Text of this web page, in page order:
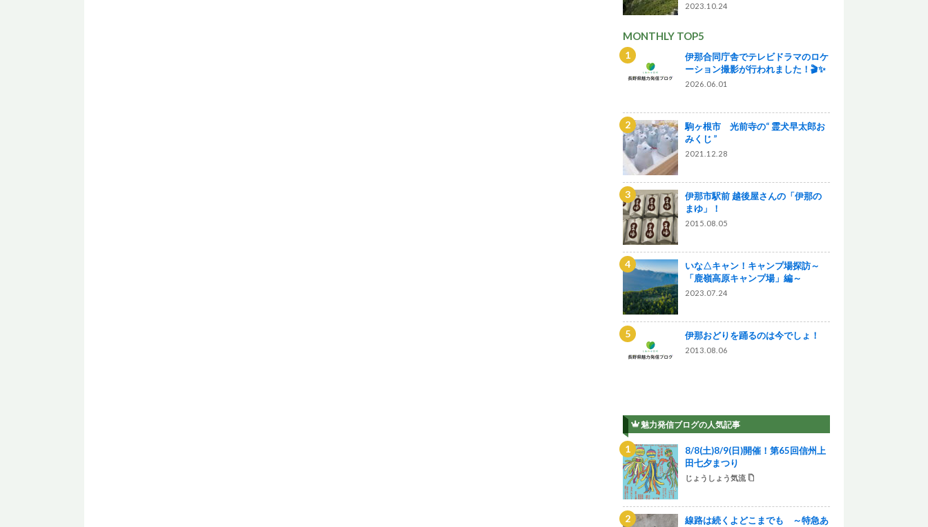
2023.10.24
MONTHLY TOP5
伊那合同庁舎でテレビドラマのロケ
ーション撮影が行われました！🎬✨
2026.06.01
駒ヶ根市 光前寺の“ 霊犬早太郎お
みくじ ”
2021.12.28
伊那市駅前 越後屋さんの「伊那の
まゆ」！
2015.08.05
いな△キャン！キャンプ場探訪～
「鹿嶺高原キャンプ場」編～
2023.07.24
伊那おどりを踊るのは今でしょ！
2013.08.06
魅力発信ブログの人気記事
8/8(土)8/9(日)開催！第65回信州上
田七夕まつり
じょうしょう気流
線路は続くよどこまでも ～特急あ